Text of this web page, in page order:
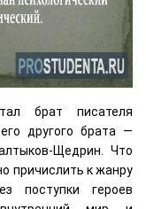
брат писателя
другого брата —
Щедрин. Что
причислить к жанру
поступки героев